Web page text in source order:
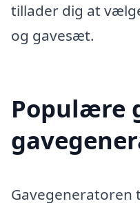
tillader dig at
og gavesæt.
Populære